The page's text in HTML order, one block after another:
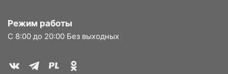
Режим работы
С 8:00 до 20:00 Без выходных